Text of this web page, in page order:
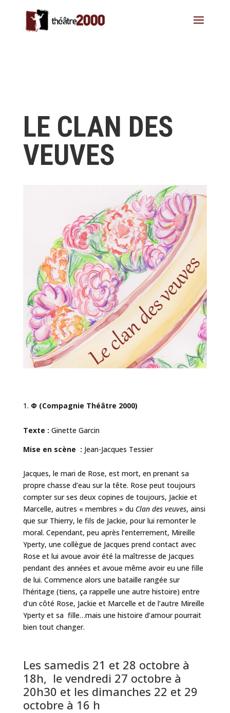
LE CLAN DES
VEUVES
Φ (Compagnie Théâtre 2000)
Texte : Ginette Garcin
Mise en scène : Jean-Jacques Tessier
Jacques, le mari de Rose, est mort, en prenant sa
propre chasse d’eau sur la tête. Rose peut toujours
compter sur ses deux copines de toujours, Jackie et
Marcelle, autres « membres » du Clan des veuves, ainsi
que sur Thierry, le fils de Jackie, pour lui remonter le
moral. Cependant, peu après l’enterrement, Mireille
Yperty, une collègue de Jacques prend contact avec
Rose et lui avoue avoir été la maîtresse de Jacques
pendant des années et avoue même avoir eu une fille
de lui. Commence alors une bataille rangée sur
l’héritage (tiens, ça rappelle une autre histoire) entre
d’un côté Rose, Jackie et Marcelle et de l’autre Mireille
Yperty et sa fille…mais une histoire d’amour pourrait
bien tout changer.
Les samedis 21 et 28 octobre à
18h, le vendredi 27 octobre à
20h30 et les dimanches 22 et 29
octobre à 16 h